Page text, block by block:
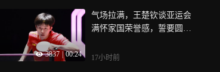
3837 00:24
气场拉满，王楚钦谈亚运会
满怀家国荣誉感，誓要圆满
17小时前